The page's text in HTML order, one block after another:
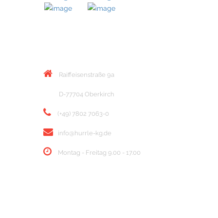
Raiffeisenstraße 9a
D-77704 Oberkirch
(+49) 7802 7063-0
info@hurrle-kg.de
Montag - Freitag 9.00 - 17.00